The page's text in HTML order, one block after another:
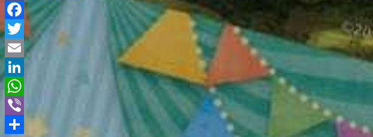
Facebook
Twitter
Email
LinkedIn
WhatsApp
Viber